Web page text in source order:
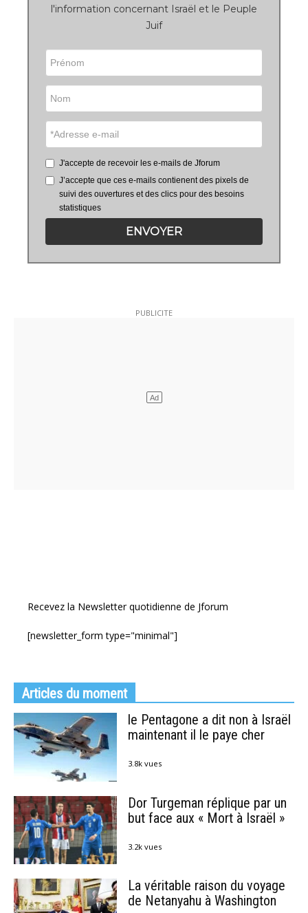
l'information concernant Israël et le Peuple
Juif
J'accepte de recevoir les e-mails de Jforum
J’accepte que ces e-mails contienent des pixels de
suivi des ouvertures et des clics pour des besoins
statistiques
ENVOYER
Recevez la Newsletter quotidienne de Jforum
[newsletter_form type="minimal"]
Articles du moment
le Pentagone a dit non à Israël
maintenant il le paye cher
3.8k vues
Dor Turgeman réplique par un
but face aux « Mort à Israël »
3.2k vues
La véritable raison du voyage
de Netanyahu à Washington